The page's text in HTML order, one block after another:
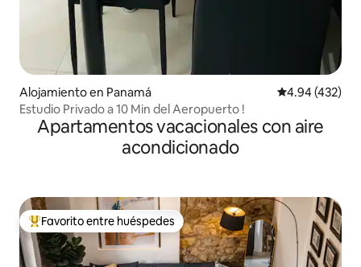
Alojamiento en Panamá Calificación
4.94 (432)
Estudio Privado a 10 Min del Aeropuerto !
Apartamentos vacacionales con aire
acondicionado
Favorito entre huéspedes preferido
Favorito entre huéspedes